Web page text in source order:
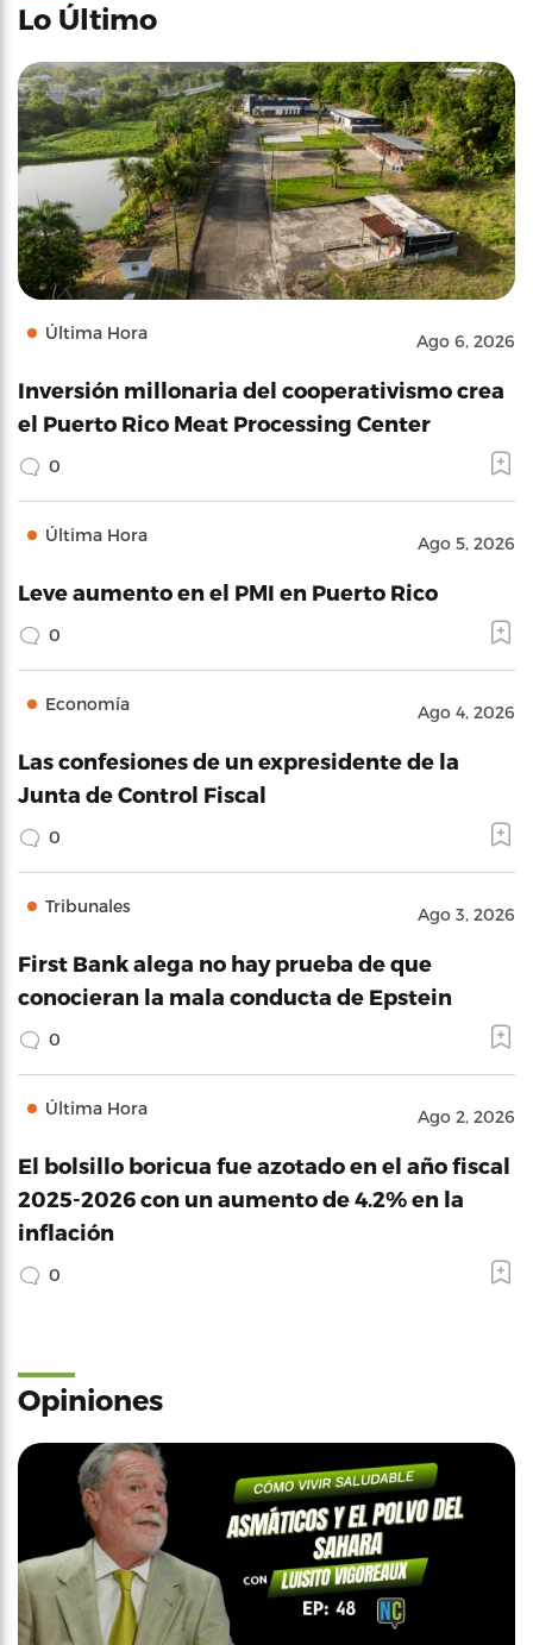
Lo Último
Última Hora Ago 6, 2026
Inversión millonaria del cooperativismo crea
el Puerto Rico Meat Processing Center
0
Última Hora Ago 5, 2026
Leve aumento en el PMI en Puerto Rico
0
Economía Ago 4, 2026
Las confesiones de un expresidente de la
Junta de Control Fiscal
0
Tribunales Ago 3, 2026
First Bank alega no hay prueba de que
conocieran la mala conducta de Epstein
0
Última Hora Ago 2, 2026
El bolsillo boricua fue azotado en el año fiscal
2025-2026 con un aumento de 4.2% en la
inflación
0
Opiniones